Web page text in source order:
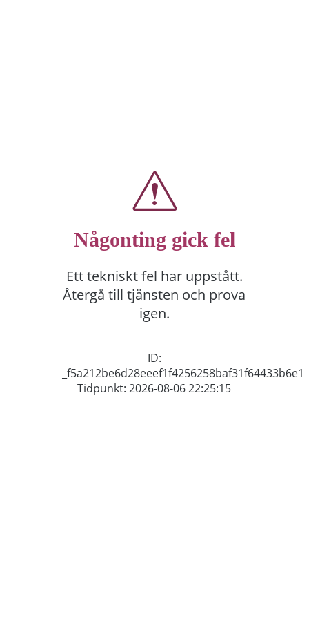
Någonting gick fel
Ett tekniskt fel har uppstått.
Återgå till tjänsten och prova
igen.
ID:
_f5a212be6d28eeef1f4256258baf31f64433b6e1
Tidpunkt: 2026-08-06 22:25:15